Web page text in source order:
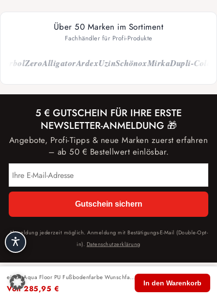
Über 50 Marken im Sortiment
Fachhändler für Profi-Produkte
ZeroAlligatorArdexUzinSchönoxMirkaDupli-Color
einzA Aqua Floor PU Fußbodenfarbe Wunschfarbton
Von285,95 €
In den Warenkorb
5 € GUTSCHEIN FÜR IHRE ERSTE
NEWSLETTER-ANMELDUNG 🎁
Angebote, Profi-Tipps & neue Marken zuerst erfahren
– ab 50 € Bestellwert einlösbar.
Gutschein sichern
Abmeldung jederzeit möglich. Anmeldung mit Bestätigungs-E-Mail (Double-Opt-
in). Datenschutzerklärung
🏠
Start
🛍️ 🔍 🛒
Warenkorb
👤
Konto